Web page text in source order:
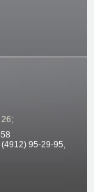
26;
(4912) 95-29-95,